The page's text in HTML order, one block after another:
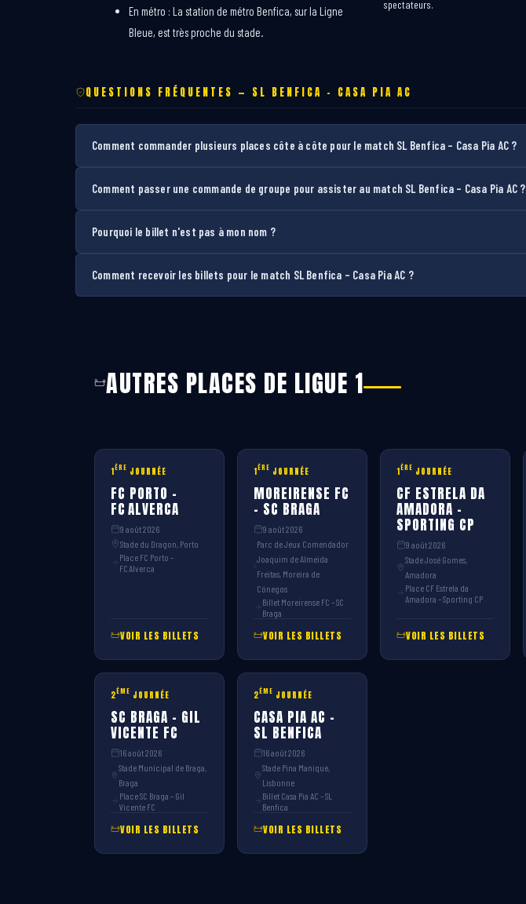
En métro : La station de métro Benfica, sur la Ligne
Bleue, est très proche du stade.
spectateurs.
QUESTIONS FRÉQUENTES — SL BENFICA – CASA PIA AC
Comment commander plusieurs places côte à côte pour le match SL Benfica – Casa Pia AC ?
Comment passer une commande de groupe pour assister au match SL Benfica – Casa Pia AC ?
Pourquoi le billet n'est pas à mon nom ?
Comment recevoir les billets pour le match SL Benfica – Casa Pia AC ?
AUTRES PLACES DE LIGUE 1
1ÈRE JOURNÉE
FC PORTO –
FC ALVERCA
9 août 2026
Stade du Dragon, Porto
Place FC Porto –
FC Alverca
VOIR LES BILLETS
1ÈRE JOURNÉE
MOREIRENSE FC
– SC BRAGA
9 août 2026
Parc de Jeux Comendador
Joaquim de Almeida
Freitas, Moreira de
Cónegos
Billet Moreirense FC – SC
Braga
VOIR LES BILLETS
1ÈRE JOURNÉE
CF ESTRELA DA
AMADORA –
SPORTING CP
9 août 2026
Stade José Gomes,
Amadora
Place CF Estrela da
Amadora – Sporting CP
VOIR LES BILLETS
2ÈME JOURNÉE
SC BRAGA – GIL
VICENTE FC
16 août 2026
Stade Municipal de Braga,
Braga
Place SC Braga – Gil
Vicente FC
VOIR LES BILLETS
2ÈME JOURNÉE
CASA PIA AC –
SL BENFICA
16 août 2026
Stade Pina Manique,
Lisbonne
Billet Casa Pia AC – SL
Benfica
VOIR LES BILLETS